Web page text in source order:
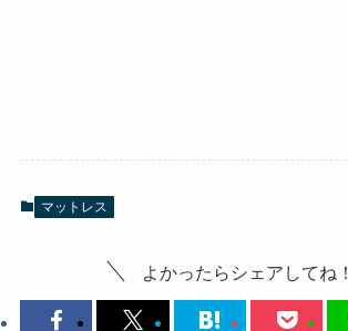
マットレス
よかったらシェアしてね！